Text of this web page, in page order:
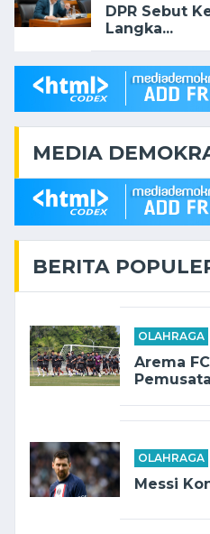
DPR Sebut
Langka...
MEDIA
BERITA
OLAHRAGA
Arema
OLAHRAGA
Messi